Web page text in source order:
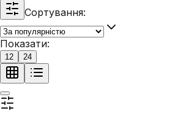
Сортування:
Показати:
12 24